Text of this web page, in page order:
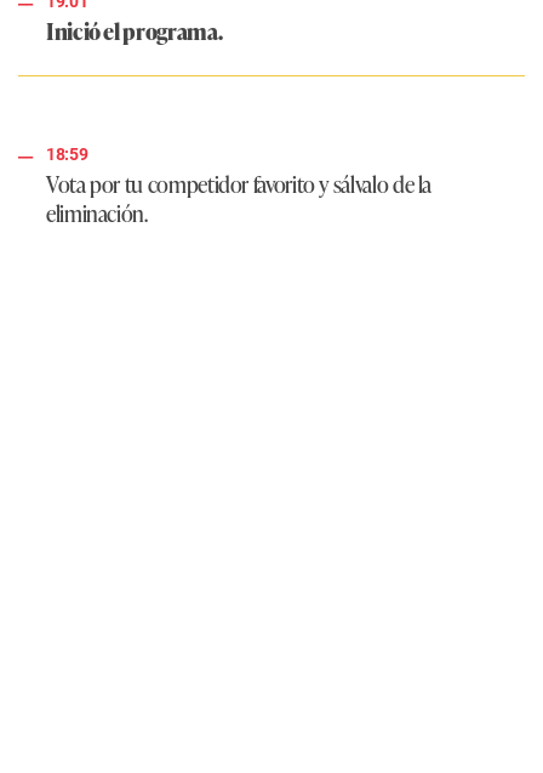
Inició el programa.
18:59
Vota por tu competidor favorito y sálvalo de la
eliminación.